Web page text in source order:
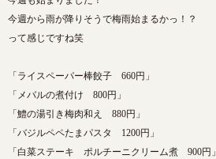
今週から雨が降りそうで梅雨始まるかっ！？
って感じですね笑
「ライスペーパー棒餃子 660円」
「メバルの煮付け 800円」
「鱧の湯引き梅肉和え 880円」
「バジルペペたまパスタ 1200円」
「白菜ステーキ ポルチーニクリーム煮 900円」